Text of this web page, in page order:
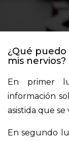
¿Qué
mis nervios?
En primer
información
asistida que se
En segundo